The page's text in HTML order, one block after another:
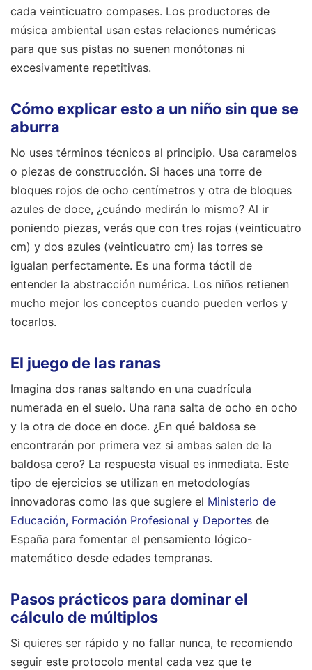
cada veinticuatro compases. Los productores de
música ambiental usan estas relaciones numéricas
para que sus pistas no suenen monótonas ni
excesivamente repetitivas.
Cómo explicar esto a un niño sin que se
aburra
No uses términos técnicos al principio. Usa caramelos
o piezas de construcción. Si haces una torre de
bloques rojos de ocho centímetros y otra de bloques
azules de doce, ¿cuándo medirán lo mismo? Al ir
poniendo piezas, verás que con tres rojas (veinticuatro
cm) y dos azules (veinticuatro cm) las torres se
igualan perfectamente. Es una forma táctil de
entender la abstracción numérica. Los niños retienen
mucho mejor los conceptos cuando pueden verlos y
tocarlos.
El juego de las ranas
Imagina dos ranas saltando en una cuadrícula
numerada en el suelo. Una rana salta de ocho en ocho
y la otra de doce en doce. ¿En qué baldosa se
encontrarán por primera vez si ambas salen de la
baldosa cero? La respuesta visual es inmediata. Este
tipo de ejercicios se utilizan en metodologías
innovadoras como las que sugiere el Ministerio de
Educación, Formación Profesional y Deportes de
España para fomentar el pensamiento lógico-
matemático desde edades tempranas.
Pasos prácticos para dominar el
cálculo de múltiplos
Si quieres ser rápido y no fallar nunca, te recomiendo
seguir este protocolo mental cada vez que te